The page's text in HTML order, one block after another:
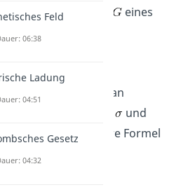
dass derLeitwert
eines
durch
wird. Setzt man
und
in die obere Formel
Feld
06:38
Ladung
04:51
Gesetz
04:32